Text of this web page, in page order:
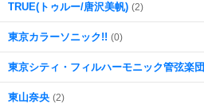
TRUE(トゥルー/唐沢美帆) (2)
東京カラーソニック!! (0)
東京シティ・フィルハーモニック管弦楽団
東山奈央 (2)